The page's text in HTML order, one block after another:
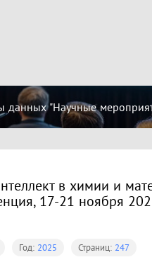
"Научные
в химии и
17-21 ноября
Год: 2025 Страниц: 247